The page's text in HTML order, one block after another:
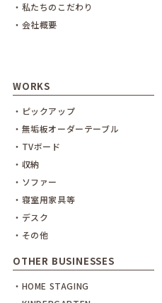
・私たちのこだわり
・会社概要
WORKS
・ピックアップ
・無垢板オーダーテーブル
・TVボード
・収納
・ソファー
・寝室用家具等
・デスク
・その他
OTHER BUSINESSES
・HOME STAGING